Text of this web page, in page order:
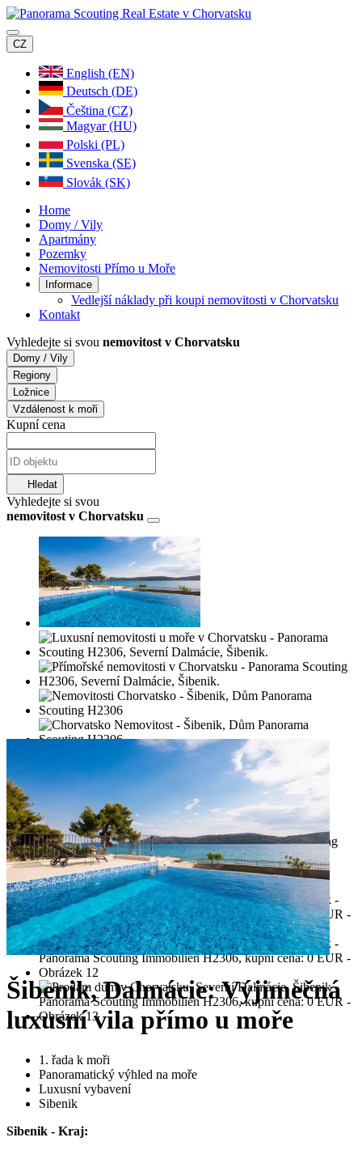
CZ
English (EN)
Deutsch (DE)
Čeština (CZ)
Magyar (HU)
Polski (PL)
Svenska (SE)
Slovák (SK)
Home
Domy / Vily
Apartmány
Pozemky
Nemovitosti Přímo u Moře
Informace
Vedlejší náklady při koupi nemovitosti v Chorvatsku
Kontakt
Vyhledejte si svou nemovitost v Chorvatsku
Domy / Vily
Regiony
Ložnice
Vzdálenost k moři
Kupní cena
Hledat
Vyhledejte si svou
nemovitost v Chorvatsku
Šibenik, Dalmácie: Výjimečná
luxusní vila přímo u moře
1. řada k moři
Panoramatický výhled na moře
Luxusní vybavení
Sibenik
Sibenik - Kraj: